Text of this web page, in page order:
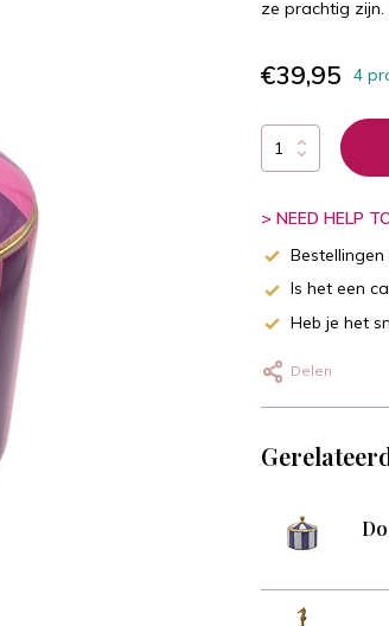
ze prachtig
€39,95 4
> NEED HELP
Is het een
Heb je het
Delen